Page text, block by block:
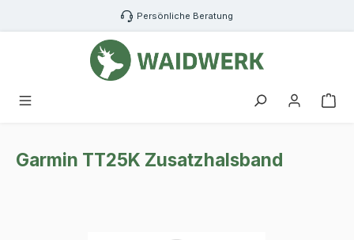
Zum Hauptinhalt springen Persönliche Beratung
Garmin TT25K Zusatzhalsband